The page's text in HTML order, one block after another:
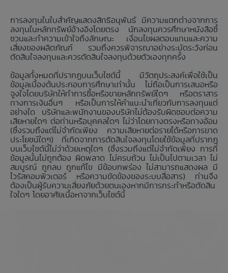
การลงทุนในใบสำคัญแสดงสิทธิอนุพันธ์ มีความแตกต่างจากการ
ลงทุนในหลักทรัพย์อ้างอิงโดยตรง นักลงทุนควรศึกษาหนังสือชี้
ชวนและทำความเข้าใจถึงลักษณะ เงื่อนไขผลตอบแทนและความ
เสี่ยงของผลิตภัณฑ์ รวมถึงควรพิจารณาอย่างระมัดระวังก่อน
ตัดสินใจลงทุนและควรตัดสินใจลงทุนด้วยตัวเองทุกครั้ง
ข้อมูลทั้งหมดที่ปรากฏบนเว็บไซต์นี้ มีวัตถุประสงค์เพื่อใช้เป็น
ข้อมูลเบื้องต้นประกอบการศึกษาเท่านั้น ไม่ถือเป็นการเสนอหรือ
จูงใจโดยบริษัทให้ทำการซื้อหรือขายหลักทรัพย์ใดๆ หรือตราสาร
ทางการเงินอื่นๆ หรือเป็นการให้คำแนะนำเกี่ยวกับการลงทุนแต่
อย่างใด บริษัทและพนักงานของบริษัทไม่ต้องรับผิดชอบต่อความ
เสียหายใดๆ ต่อท่านหรือบุคคลใดๆ ไม่ว่าโดยทางตรงหรือทางอ้อม
(ซึ่งรวมถึงแต่ไม่จำกัดเพียง ความเสียหายต่อรายได้หรือการขาด
ประโยชน์ใดๆ) ที่เกิดจากการตัดสินใจลงทุนโดยใช้ข้อมูลที่ปรากฏ
บนเว็บไซต์นี้ไม่ว่าด้วยเหตุใดๆ (ซึ่งรวมถึงแต่ไม่จำกัดเพียง การที่
ข้อมูลนั้นไม่ถูกต้อง ผิดพลาด ไม่ครบถ้วน ไม่เป็นไปตามเวลา ไม่
สมบูรณ์ ถูกลบ ถูกแก้ไข มีข้อบกพร่อง ไม่สามารถแสดงผล มี
ไวรัสคอมพิวเตอร์ หรือความขัดข้องของระบบสื่อสาร) ท่านจึง
ต้องเป็นผู้รับความเสี่ยงภัยด้วยตนเองหากมีการกระทำหรือตัดสิน
ใจใดๆ โดยอาศัยเนื้อหาจากเว็บไซต์นี้